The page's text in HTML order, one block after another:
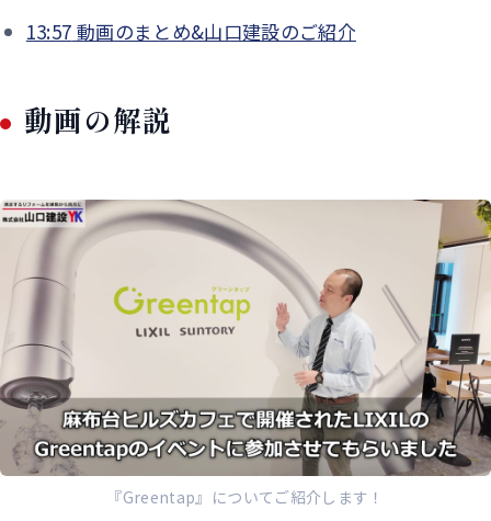
13:57 動画のまとめ&山口建設のご紹介
動画の解説
『Greentap』についてご紹介します！